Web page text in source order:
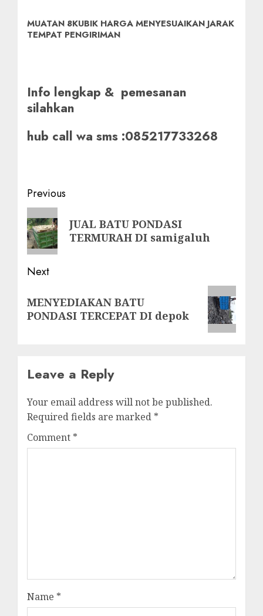
MUATAN 8KUBIK HARGA MENYESUAIKAN JARAK
TEMPAT PENGIRIMAN
Info lengkap & pemesanan
silahkan
hub call wa sms :085217733268
Post
navigation
Previous
Previous
post:
JUAL BATU PONDASI
TERMURAH DI samigaluh
Next
post:
MENYEDIAKAN BATU
PONDASI TERCEPAT DI depok
Leave a Reply
Your email address will not be published.
Required fields are marked *
Comment *
Name *